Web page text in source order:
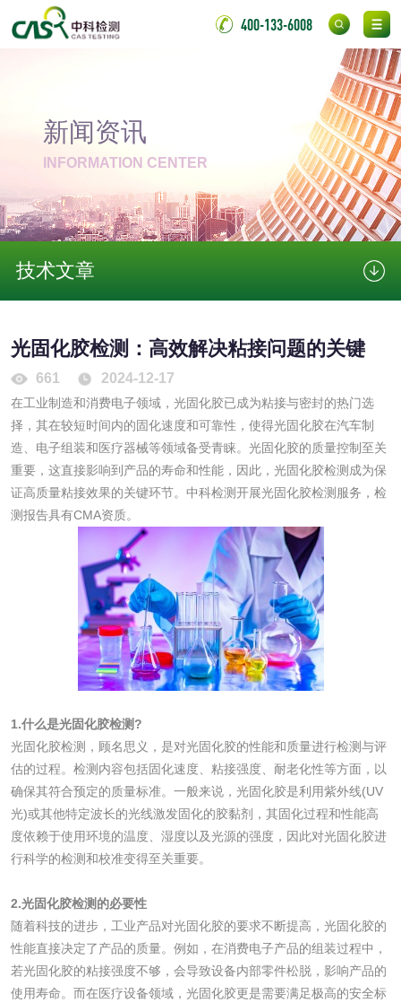
400-133-6008
新闻资讯
INFORMATION CENTER
技术文章
光固化胶检测：高效解决粘接问题的关键
661 2024-12-17
在工业制造和消费电子领域，光固化胶已成为粘接与密封的热门选
择，其在较短时间内的固化速度和可靠性，使得光固化胶在汽车制
造、电子组装和医疗器械等领域备受青睐。光固化胶的质量控制至关
重要，这直接影响到产品的寿命和性能，因此，光固化胶检测成为保
证高质量粘接效果的关键环节。中科检测开展光固化胶检测服务，检
测报告具有CMA资质。
1.什么是光固化胶检测?
光固化胶检测，顾名思义，是对光固化胶的性能和质量进行检测与评
估的过程。检测内容包括固化速度、粘接强度、耐老化性等方面，以
确保其符合预定的质量标准。一般来说，光固化胶是利用紫外线(UV
光)或其他特定波长的光线激发固化的胶黏剂，其固化过程和性能高
度依赖于使用环境的温度、湿度以及光源的强度，因此对光固化胶进
行科学的检测和校准变得至关重要。
2.光固化胶检测的必要性
随着科技的进步，工业产品对光固化胶的要求不断提高，光固化胶的
性能直接决定了产品的质量。例如，在消费电子产品的组装过程中，
若光固化胶的粘接强度不够，会导致设备内部零件松脱，影响产品的
使用寿命。而在医疗设备领域，光固化胶更是需要满足极高的安全标
化妆品眼刺激试验 化妆品皮肤刺激试
化妆品皮肤变态反
应试验
日化产品
洗衣液检测 洗涤剂检测
水处理剂
工业乳状氢氧化钙
检测
铝酸钙检测
三氯异氰尿酸检测 磷酸二氢铵检测
碳酸钙检测
活性炭
活性炭检测 煤质颗粒活性炭检
测
脱硫脱硝活性炭检
测
煤质活性炭检测
木质净水用活性炭
检测
农药肥料